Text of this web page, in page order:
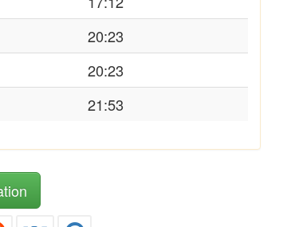
20:23
20:23
21:53